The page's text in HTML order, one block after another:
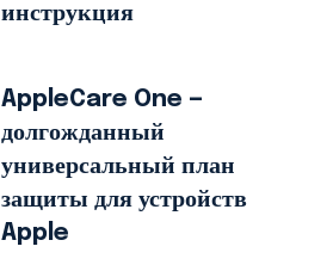
инструкция
AppleCare One —
долгожданный
универсальный план
защиты для устройств
Apple